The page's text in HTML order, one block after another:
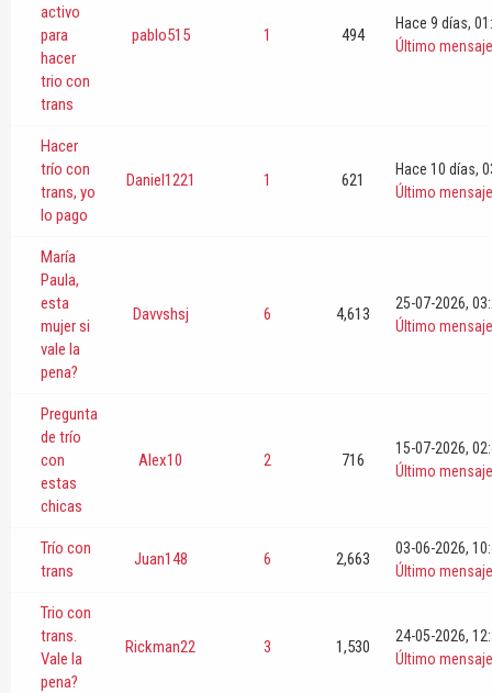
activo
para
hacer
trio con
trans
pablo515 1 494
Hace 9 días,
Último mensaje
Hacer
trío con
trans, yo
lo pago
Daniel1221 1 621
Hace 10 días,
Último mensaje
María
Paula,
esta
mujer si
vale la
pena?
Davvshsj 6 4,613
25-07-2026,
Último mensaje
Pregunta
de trío
con
estas
chicas
Alex10 2 716
15-07-2026,
Último mensaje
Trío con
trans
Juan148 6 2,663
03-06-2026,
Último mensaje
Trio con
trans.
Vale la
pena?
Rickman22 3 1,530
24-05-2026,
Último mensaje